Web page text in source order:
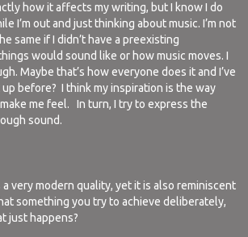
how it affects my writing, but I know I do
I’m out and just thinking about music. I’m not
same if I didn’t have a preexisting
would sound like or how music moves. I
Maybe that’s how everyone does it and I’ve
before? I think my inspiration is the way
me feel.
In turn, I try to express the
sound.
a very modern quality, yet it is also reminiscent
something you try to achieve deliberately,
just happens?